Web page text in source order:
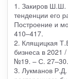
1. Закиров Ш.Ш.
тенденции его
Построение и
410–417.
2. Клящицкая
бизнеса в 2021
№19. – С. 27–30.
3. Лукманов